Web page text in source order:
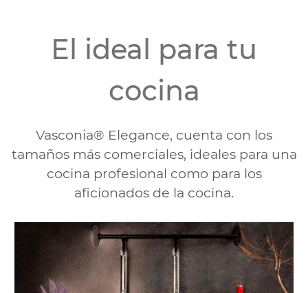
El ideal para tu
cocina
Vasconia® Elegance, cuenta con los
tamaños más comerciales, ideales para una
cocina profesional como para los
aficionados de la cocina.